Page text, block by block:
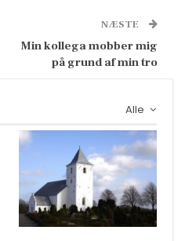
NÆSTE
Min kollega mobber mig
på grund af min tro
Alle